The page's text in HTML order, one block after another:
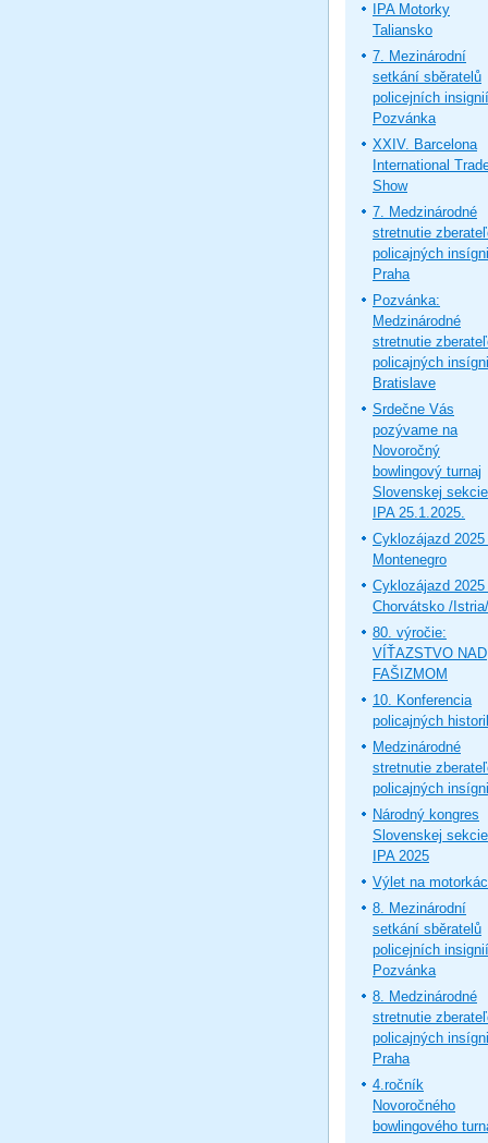
IPA Motorky
Taliansko
7. Mezinárodní
setkání sběratelů
policejních
Pozvánka
XXIV. Barcelona
International
Show
7. Medzinárodné
stretnutie
policajných
Praha
Pozvánka:
Medzinárodné
stretnutie
policajných
Bratislave
Srdečne Vás
pozývame na
Novoročný
bowlingový turnaj
Slovenskej sekcie
IPA 25.1.2025.
Cyklozájazd 2025
Montenegro
Cyklozájazd 2025
Chorvátsko /Istria/
80. výročie:
VÍŤAZSTVO NAD
FAŠIZMOM
10. Konferencia
policajných
Medzinárodné
stretnutie
policajných
Národný kongres
Slovenskej sekcie
IPA 2025
Výlet na
8. Mezinárodní
setkání sběratelů
policejních
Pozvánka
8. Medzinárodné
stretnutie
policajných
Praha
4.ročník
Novoročného
bowlingového